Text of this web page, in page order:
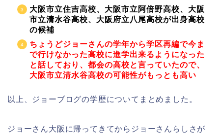
大阪市立住吉高校、大阪市立阿倍野高校、大阪
市立清水谷高校、大阪府立八尾高校が出身高校
の候補
ちょうどジョーさんの学年から学区再編で今ま
で行けなかった高校に進学出来るようになった
と話しており、都会の高校と言っていたので、
大阪市立清水谷高校の可能性がもっとも高い
以上、ジョーブログの学歴についてまとめました。
ジョーさん大阪に帰ってきてからジョーさんらしさが